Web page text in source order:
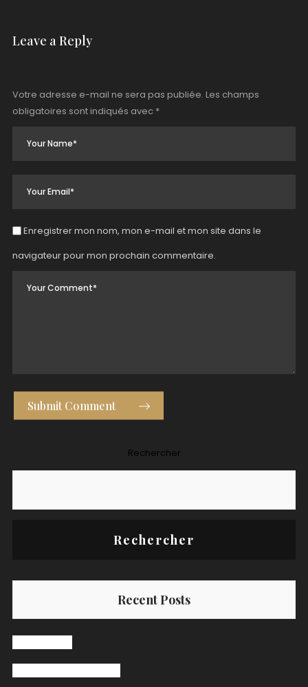
Leave a Reply
Votre adresse e-mail ne sera pas publiée. Les champs
obligatoires sont indiqués avec *
Enregistrer mon nom, mon e-mail et mon site dans le
navigateur pour mon prochain commentaire.
Submit Comment
Rechercher
Rechercher
Recent Posts